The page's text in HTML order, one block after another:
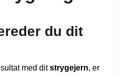
du dit
med ditstrygejern, er